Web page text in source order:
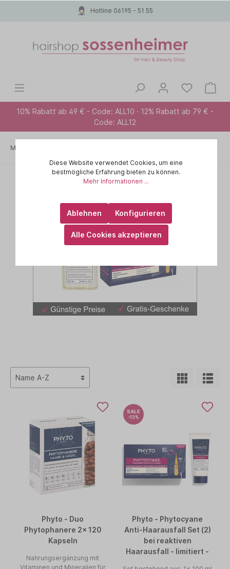
Hotline 06195 - 51 55
10% Rabatt ab 49 € - Code: ALL10 · 12% Rabatt ab 79 € -
Code: ALL12
Marken A-Z
Phyto - Duo
Phytophanere 2x 120
Kapseln
Nahrungsergänzung mit
Vitaminen und Mineralien für
SALE
-13%
Phyto - Phytocyane
Anti-Haarausfall Set (2)
bei reaktiven
Haarausfall - limitiert -
Diese Website verwendet Cookies, um eine
bestmögliche Erfahrung bieten zu können.
Mehr Informationen ...
Ablehnen Konfigurieren
Alle Cookies akzeptieren